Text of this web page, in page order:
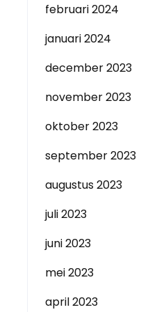
februari 2024
januari 2024
december 2023
november 2023
oktober 2023
september 2023
augustus 2023
juli 2023
juni 2023
mei 2023
april 2023